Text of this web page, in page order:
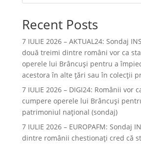
Recent Posts
7 IULIE 2026 – AKTUAL24: Sondaj
două treimi dintre români vor ca
operele lui Brâncuşi pentru a
acestora în alte ţări sau în colecţii
7 IULIE 2026 – DIGI24: Românii vor
cumpere operele lui Brâncuși
patrimoniul național (sondaj)
7 IULIE 2026 – EUROPAFM: Sondaj
dintre românii chestionați cred că